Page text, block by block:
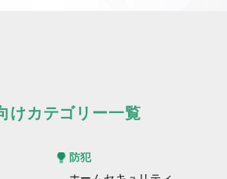
けカテゴリー一覧
防犯